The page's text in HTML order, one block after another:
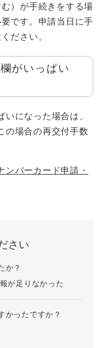
）が手続きをする場
です。申請当日に手
ださい。
がいっぱい
になった場合は、
の場合の再交付手数
ンバーカード申請・
さい
か？
が足りなかった
かったですか？